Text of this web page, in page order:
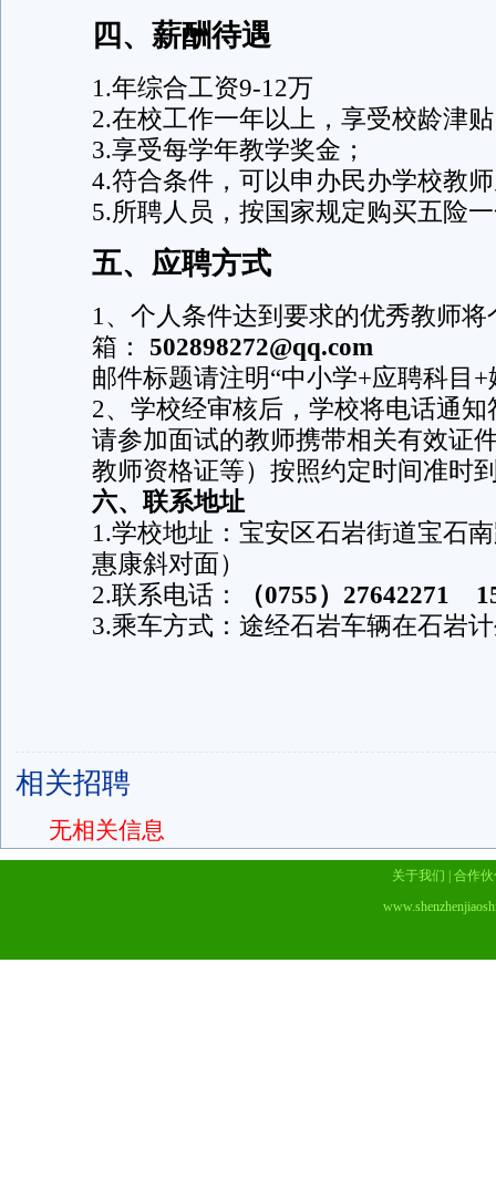
四、薪酬待遇
1.年综合工资9-12万
2.在校工作一年以上，享受校龄津
3.享受每学年教学奖金；
4.符合条件，可以申办民办学校教
5.所聘人员，按国家规定购买五险
五、应聘方式
1、个人条件达到要求的优秀教师
箱：
502898272@qq.com
邮件标题请注明“中小学+应聘科目+
2、学校经审核后，学校将电话通
请参加面试的教师携带相关有效证
教师资格证等）按照约定时间准时
六、联系地址
1.学校地址：宝安区石岩街道宝石
惠康斜对面）
2.联系电话：
（0755）27642271
3.乘车方式：途经石岩车辆在石岩
相关招聘
无相关信息
关于我们
合作